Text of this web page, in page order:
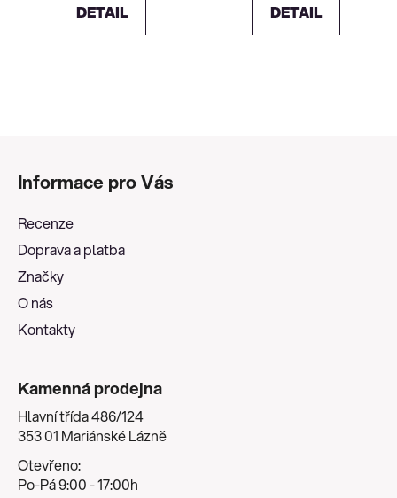
DETAIL DETAIL
Informace pro Vás
Recenze
Doprava a platba
Značky
O nás
Kontakty
Kamenná prodejna
Hlavní třída 486/124
353 01 Mariánské Lázně
Otevřeno:
Po-Pá 9:00 - 17:00h